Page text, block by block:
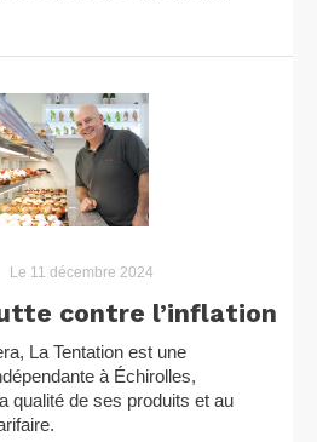
Le 11 décembre 2024
contre l’inflation
La Tentation est une
à Échirolles,
qualité de ses produits et au